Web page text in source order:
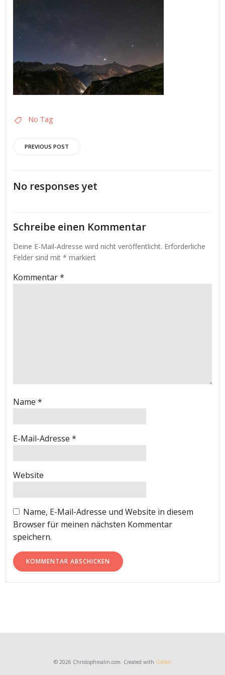
No Tag
Post
navigation
PREVIOUS POST
No responses yet
Schreibe einen Kommentar
Deine E-Mail-Adresse wird nicht veröffentlicht. Erforderliche
Felder sind mit * markiert
Kommentar*
Name *
E-Mail-Adresse *
Website
Name, E-Mail-Adresse und Website in diesem
Browser für meinen nächsten Kommentar
speichern.
© 2026 Christophmalin.com. Created with Colibri